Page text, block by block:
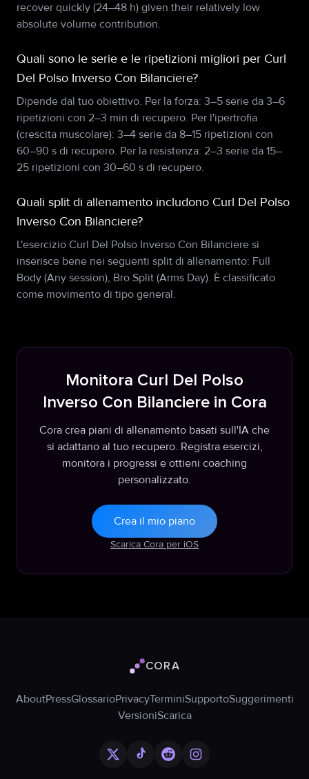
recover quickly (24–48 h) given their relatively low
absolute volume contribution.
Quali sono le serie e le ripetizioni migliori per Curl
Del Polso Inverso Con Bilanciere?
Dipende dal tuo obiettivo. Per la forza: 3–5 serie da 3–6
ripetizioni con 2–3 min di recupero. Per l'ipertrofia
(crescita muscolare): 3–4 serie da 8–15 ripetizioni con
60–90 s di recupero. Per la resistenza: 2–3 serie da 15–
25 ripetizioni con 30–60 s di recupero.
Quali split di allenamento includono Curl Del Polso
Inverso Con Bilanciere?
L'esercizio Curl Del Polso Inverso Con Bilanciere si
inserisce bene nei seguenti split di allenamento: Full
Body (Any session), Bro Split (Arms Day). È classificato
come movimento di tipo general.
Monitora Curl Del Polso
Inverso Con Bilanciere in Cora
Cora crea piani di allenamento basati sull'IA che
si adattano al tuo recupero. Registra esercizi,
monitora i progressi e ottieni coaching
personalizzato.
Crea il mio piano
Scarica Cora per iOS
Logo Cora
CORA
AboutPressGlossarioPrivacyTerminiSupportoSuggerimenti
VersioniScarica